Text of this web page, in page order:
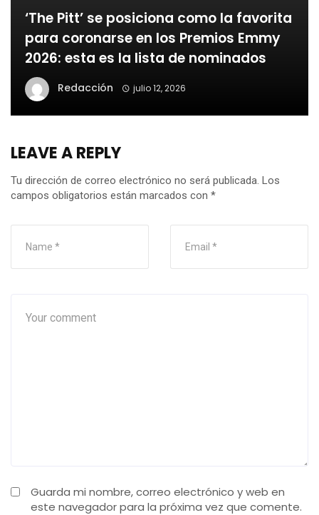
‘The Pitt’ se posiciona como la favorita
para coronarse en los Premios Emmy
2026: esta es la lista de nominados
Redacción julio 12, 2026
LEAVE A REPLY
Tu dirección de correo electrónico no será publicada. Los
campos obligatorios están marcados con *
Guarda mi nombre, correo electrónico y web en
este navegador para la próxima vez que comente.